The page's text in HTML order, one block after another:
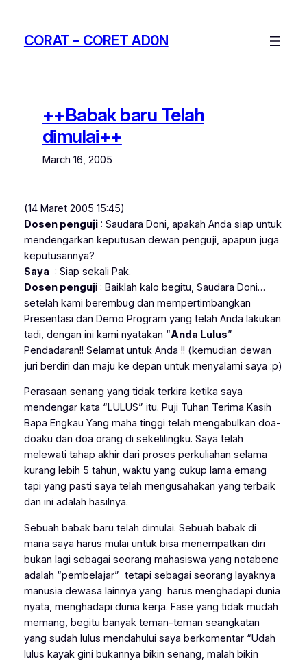
contentCORAT – CORET AD0N
++Babak baru Telah
dimulai++
March 16, 2005
(14 Maret 2005 15:45)
Dosen penguji: Saudara Doni, apakah Anda siap untuk
mendengarkan keputusan dewan penguji, apapun juga
keputusannya?
Saya : Siap sekali Pak.
Dosen penguji : Baiklah kalo begitu, Saudara Doni…
setelah kami berembug dan mempertimbangkan
Presentasi dan Demo Program yang telah Anda lakukan
tadi, dengan ini kami nyatakan “Anda Lulus”
Pendadaran!! Selamat untuk Anda !! (kemudian dewan
juri berdiri dan maju ke depan untuk menyalami saya :p)
Perasaan senang yang tidak terkira ketika saya
mendengar kata “LULUS” itu. Puji Tuhan Terima Kasih
Bapa Engkau Yang maha tinggi telah mengabulkan doa-
doaku dan doa orang di sekelilingku. Saya telah
melewati tahap akhir dari proses perkuliahan selama
kurang lebih 5 tahun, waktu yang cukup lama emang
tapi yang pasti saya telah mengusahakan yang terbaik
dan ini adalah hasilnya.
Sebuah babak baru telah dimulai. Sebuah babak di
mana saya harus mulai untuk bisa menempatkan diri
bukan lagi sebagai seorang mahasiswa yang notabene
adalah “pembelajar” tetapi sebagai seorang layaknya
manusia dewasa lainnya yang harus menghadapi dunia
nyata, menghadapi dunia kerja. Fase yang tidak mudah
memang, begitu banyak teman-teman seangkatan
yang sudah lulus mendahului saya berkomentar “Udah
lulus kayak gini bukannya bikin senang, malah bikin